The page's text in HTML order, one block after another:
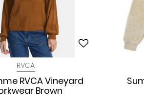
RVCA
RVCA Vineyard
Brown